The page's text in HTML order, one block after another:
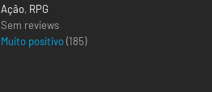
Ação, RPG
Sem reviews
Muito positivo(185)